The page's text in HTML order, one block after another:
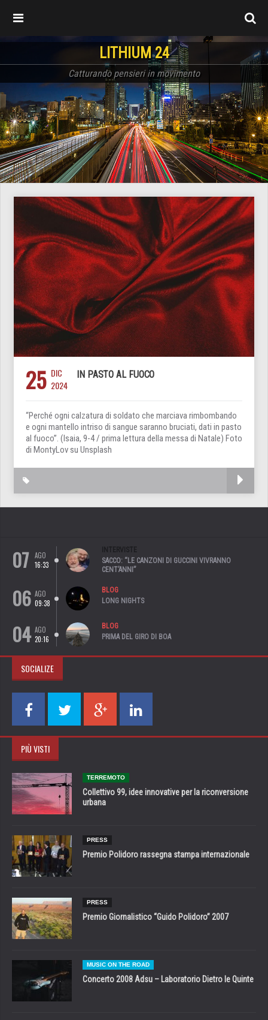
LITHIUM 24
Catturando pensieri in movimento
25 DIC
2024
IN PASTO AL FUOCO
“Perché ogni calzatura di soldato che marciava rimbombando
e ogni mantello intriso di sangue saranno bruciati, dati in pasto
al fuoco”. (Isaia, 9-4 / prima lettura della messa di Natale) Foto
di MontyLov su Unsplash
07
AGO
16:33
INTERVISTE
SACCO: “LE CANZONI DI GUCCINI VIVRANNO
CENT’ANNI”
06 AGO
09:38
BLOG
LONG NIGHTS
04 AGO
20:16
BLOG
PRIMA DEL GIRO DI BOA
SOCIALIZE
PIÙ VISTI
TERREMOTO
Collettivo 99, idee innovative per la riconversione
urbana
PRESS
Premio Polidoro rassegna stampa internazionale
PRESS
Premio Giornalistico “Guido Polidoro” 2007
MUSIC ON THE ROAD
Concerto 2008 Adsu – Laboratorio Dietro le Quinte